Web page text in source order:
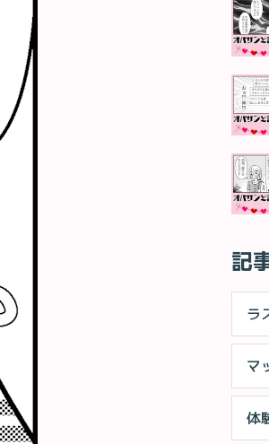
記
ラ
マ
体